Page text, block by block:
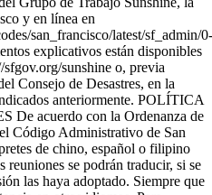
y en línea en
san_francisco/latest/sf_admin/0-
explicativos están disponibles
sunshine o, previa
Consejo de Desastres, en la
anteriormente. POLÍTICA
acuerdo con la Ordenanza de
Código Administrativo de San
de chino, español o filipino
reuniones se podrán traducir, si se
las haya adoptado. Siempre que